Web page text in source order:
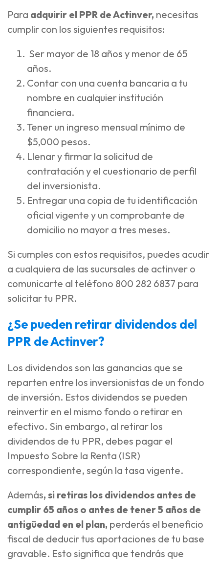
Para adquirir el PPR de Actinver, necesitas
cumplir con los siguientes requisitos:
Ser mayor de 18 años y menor de 65
años.
Contar con una cuenta bancaria a tu
nombre en cualquier institución
financiera.
Tener un ingreso mensual mínimo de
$5,000 pesos.
Llenar y firmar la solicitud de
contratación y el cuestionario de perfil
del inversionista.
Entregar una copia de tu identificación
oficial vigente y un comprobante de
domicilio no mayor a tres meses.
Si cumples con estos requisitos, puedes acudir
a cualquiera de las sucursales de actinver o
comunicarte al teléfono 800 282 6837 para
solicitar tu PPR.
¿Se pueden retirar dividendos del
PPR de Actinver?
Los dividendos son las ganancias que se
reparten entre los inversionistas de un fondo
de inversión. Estos dividendos se pueden
reinvertir en el mismo fondo o retirar en
efectivo. Sin embargo, al retirar los
dividendos de tu PPR, debes pagar el
Impuesto Sobre la Renta (ISR)
correspondiente, según la tasa vigente.
Además, si retiras los dividendos antes de
cumplir 65 años o antes de tener 5 años de
antigüedad en el plan, perderás el beneficio
fiscal de deducir tus aportaciones de tu base
gravable. Esto significa que tendrás que